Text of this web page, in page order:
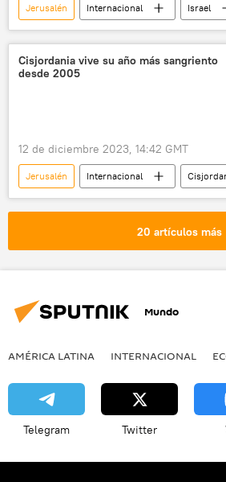
Jerusalén Internacional
Israel
seguridad
Cisjordania vive su año más sangriento
desde 2005
12 de diciembre 2023, 14:42 GMT
Jerusalén Internacional
🌍 Oriente Medio
Israel
Palestina
20 artículos más
Mundo
AMÉRICA LATINA INTERNACIONAL
Telegram Twitter